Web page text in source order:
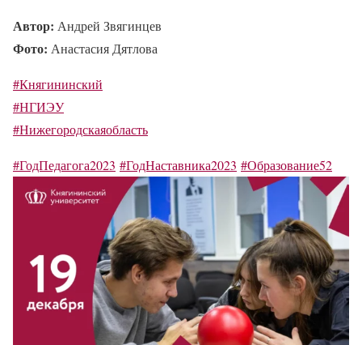
Автор: Андрей Звягинцев
Фото: Анастасия Дятлова
#Княгининский
#НГИЭУ
#Нижегородскаяобласть
#ГодПедагога2023 #ГодНаставника2023 #Образование52